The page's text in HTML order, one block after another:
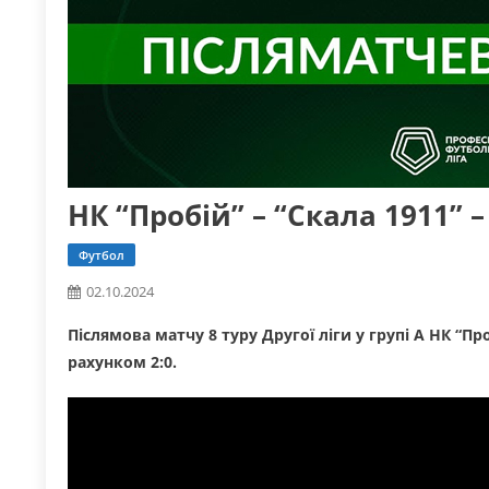
НК “Пробій” – “Скала
Футбол
02.10.2024
Післямова матчу 8 туру Другої ліги у групі А НК
рахунком 2:0.